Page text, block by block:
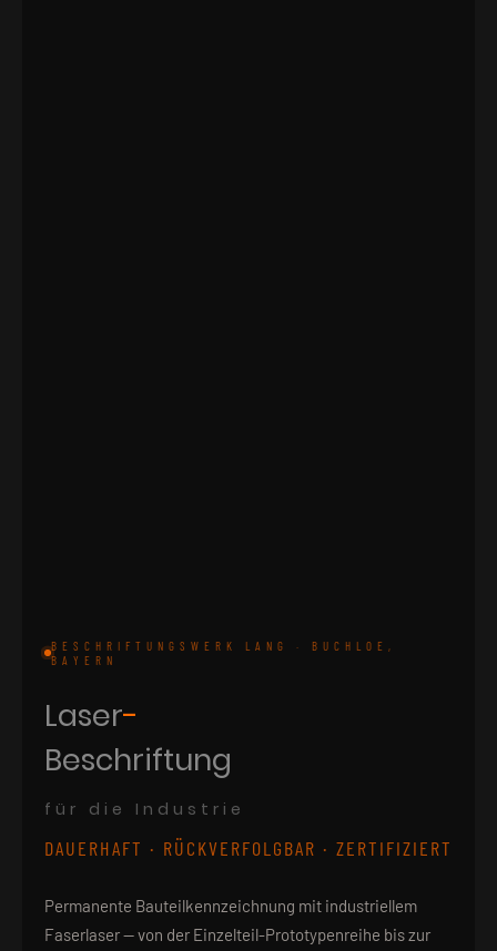
BESCHRIFTUNGSWERK LANG · BUCHLOE,
BAYERN
Laser-
Beschriftung
für die Industrie
DAUERHAFT · RÜCKVERFOLGBAR · ZERTIFIZIERT
Permanente Bauteilkennzeichnung mit industriellem
Faserlaser — von der Einzelteil-Prototypenreihe bis zur